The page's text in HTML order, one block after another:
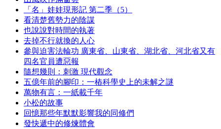
「名」娃娃現形記 第二季（5）
看清楚舊勢力的陰謀
也說說對時間的執著
去掉不行就換的人心
參與迫害法輪功 廣東省、山東省、湖北省、河北省又有
四名官員遭惡報
隨想幾則：刺激 現代觀念
五億年前的腳印：一樁科學史上的未解之謎
萬物有言：一紙載千年
小松的故事
回憶那些年默默影響我的同修們
發快遞中的修煉體會